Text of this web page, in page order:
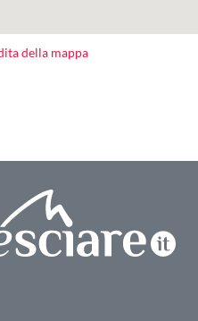
della mappa